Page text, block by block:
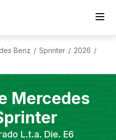
Benz / Sprinter / 2026 /
Mercedes
L.t.a. Die. E6